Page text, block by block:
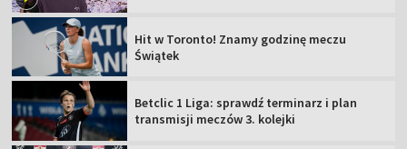
Hit w Toronto! Znamy godzinę meczu
Świątek
Betclic 1 Liga: sprawdź terminarz i plan
transmisji meczów 3. kolejki